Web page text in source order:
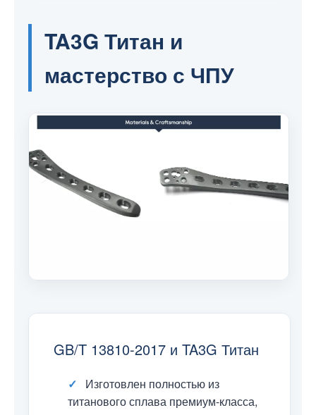
TA3G Титан и
мастерство с ЧПУ
GB/T 13810-2017 и TA3G Титан
✓
Изготовлен полностью из
титанового сплава премиум-класса,